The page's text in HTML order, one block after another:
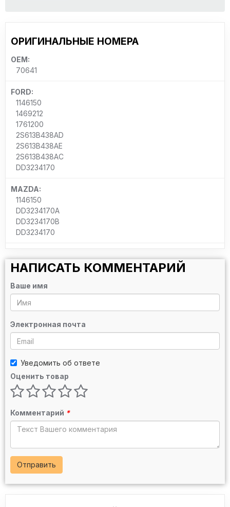
ОРИГИНАЛЬНЫЕ НОМЕРА
OEM:
70641
FORD:
1146150
1469212
1761200
2S613B438AD
2S613B438AE
2S613B438AC
DD3234170
MAZDA:
1146150
DD3234170A
DD3234170B
DD3234170
НАПИСАТЬ КОММЕНТАРИЙ
Ваше имя
Электронная почта
Уведомить об ответе
Оценить товар
Комментарий *
Отправить